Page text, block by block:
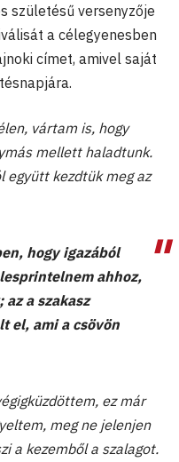
születésű versenyzője
a célegyenesben
címet, amivel saját
vártam is, hogy
mellett haladtunk.
együtt kezdtük meg az
hogy igazából
ahhoz,
a szakasz
el, ami a csövön
ez már
meg ne jelenjen
a kezemből a szalagot.